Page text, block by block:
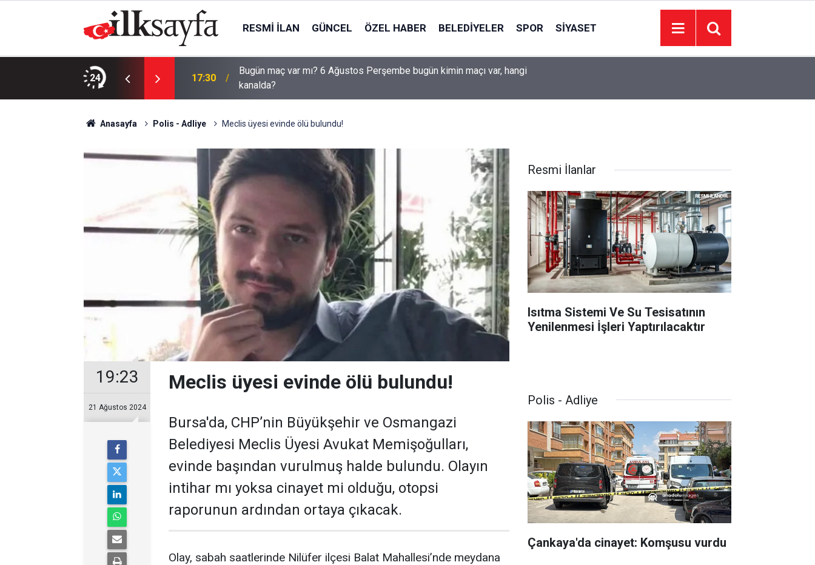
RESMI İLAN GÜNCEL ÖZEL HABER BELEDIYELER SPOR SIYASET
24 17:30
Bugün maç var mı? 6 Ağustos Perşembe bugün kimin maçı var, hangi
kanalda?
Anasayfa Polis - Adliye Meclis üyesi evinde ölü bulundu!
19:23
21 Ağustos 2024
Meclis üyesi evinde ölü bulundu!
Bursa'da, CHP’nin Büyükşehir ve Osmangazi
Belediyesi Meclis Üyesi Avukat Memişoğulları,
evinde başından vurulmuş halde bulundu. Olayın
intihar mı yoksa cinayet mi olduğu, otopsi
raporunun ardından ortaya çıkacak.
Olay, sabah saatlerinde Nilüfer ilçesi Balat Mahallesi’nde meydana
Resmi İlanlar
Isıtma Sistemi Ve Su Tesisatının
Yenilenmesi İşleri Yaptırılacaktır
Polis - Adliye
Çankaya'da cinayet: Komşusu vurdu